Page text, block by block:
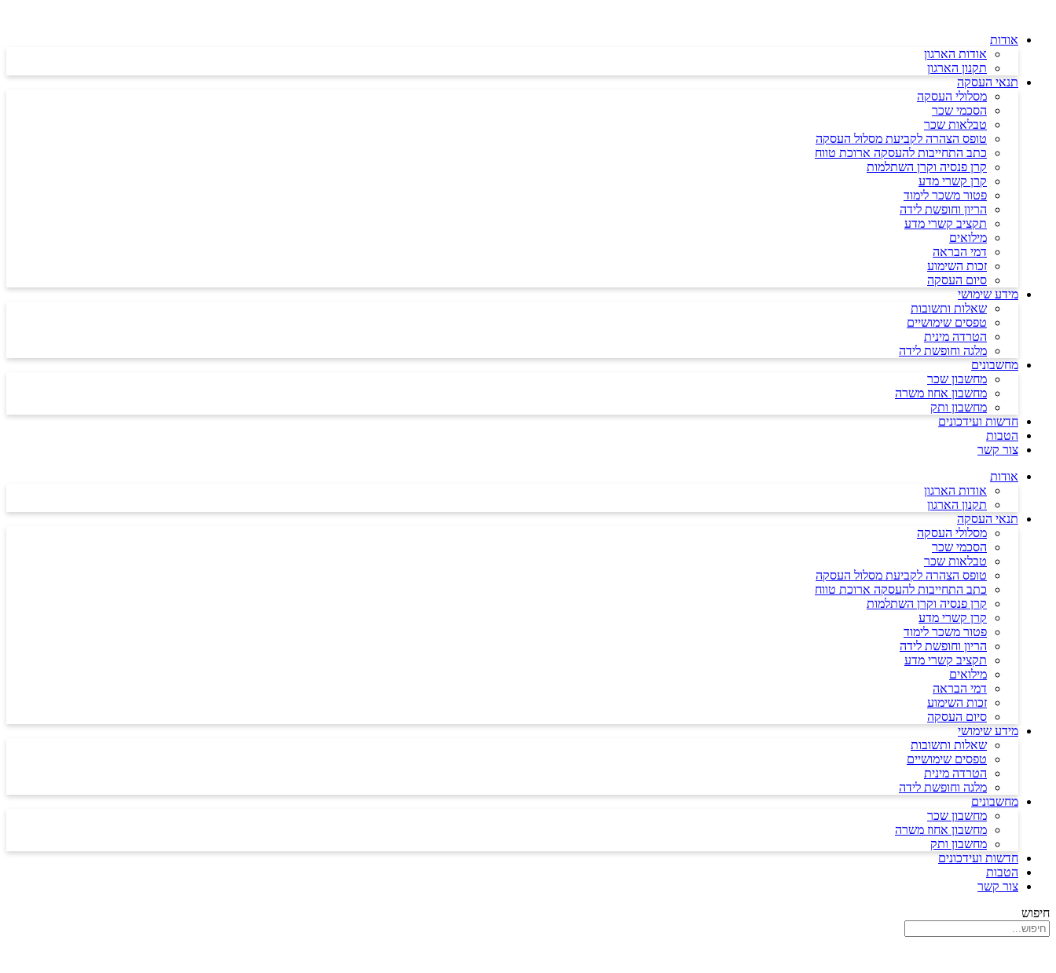
אודות
אודות הארגון
תקנון הארגון
תנאי העסקה
מסלולי העסקה
הסכמי שכר
טבלאות שכר
טופס הצהרה לקביעת מסלול העסקה
כתב התחייבות להעסקה ארוכת טווח
קרן פנסיה וקרן השתלמות
קרן קשרי מדע
פטור משכר לימוד
הריון וחופשת לידה
תקציב קשרי מדע
מילואים
דמי הבראה
זכות השימוע
סיום העסקה
מידע שימושי
שאלות ותשובות
טפסים שימושיים
הטרדה מינית
מלגה וחופשת לידה
מחשבונים
מחשבון שכר
מחשבון אחוז משרה
מחשבון ותק
חדשות ועידכונים
הטבות
צור קשר
אודות
אודות הארגון
תקנון הארגון
תנאי העסקה
מסלולי העסקה
הסכמי שכר
טבלאות שכר
טופס הצהרה לקביעת מסלול העסקה
כתב התחייבות להעסקה ארוכת טווח
קרן פנסיה וקרן השתלמות
קרן קשרי מדע
פטור משכר לימוד
הריון וחופשת לידה
תקציב קשרי מדע
מילואים
דמי הבראה
זכות השימוע
סיום העסקה
מידע שימושי
שאלות ותשובות
טפסים שימושיים
הטרדה מינית
מלגה וחופשת לידה
מחשבונים
מחשבון שכר
מחשבון אחוז משרה
מחשבון ותק
חדשות ועידכונים
הטבות
צור קשר
חיפוש